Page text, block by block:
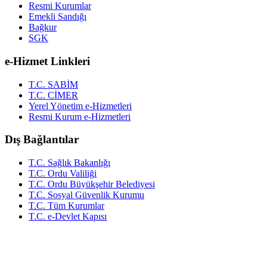
Resmi Kurumlar
Emekli Sandığı
Bağkur
SGK
e-Hizmet Linkleri
T.C. SABİM
T.C. CİMER
Yerel Yönetim e-Hizmetleri
Resmi Kurum e-Hizmetleri
Dış Bağlantılar
T.C. Sağlık Bakanlığı
T.C. Ordu Valiliği
T.C. Ordu Büyükşehir Belediyesi
T.C. Sosyal Güvenlik Kurumu
T.C. Tüm Kurumlar
T.C. e-Devlet Kapısı